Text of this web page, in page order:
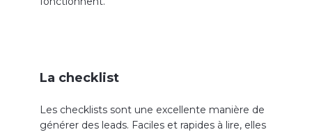
La checklist
Les checklists sont une excellente manière de
générer des leads. Faciles et rapides à lire, elles